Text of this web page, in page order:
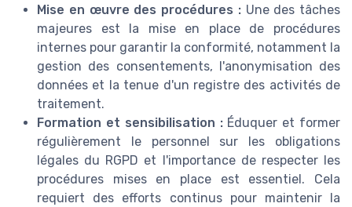
Mise en œuvre des procédures :Une des tâches
majeures est la mise en place de procédures
internes pour garantir la conformité, notamment la
gestion des consentements, l'anonymisation des
données et la tenue d'un registre des activités de
traitement.
Formation et sensibilisation :Éduquer et former
régulièrement le personnel sur les obligations
légales du RGPD et l'importance de respecter les
procédures mises en place est essentiel. Cela
requiert des efforts continus pour maintenir la